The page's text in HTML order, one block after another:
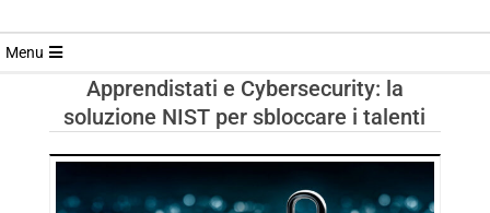
RIVISTA
TRENDS
Menu
Apprendistati e Cybersecurity: la
soluzione NIST per sbloccare i talenti